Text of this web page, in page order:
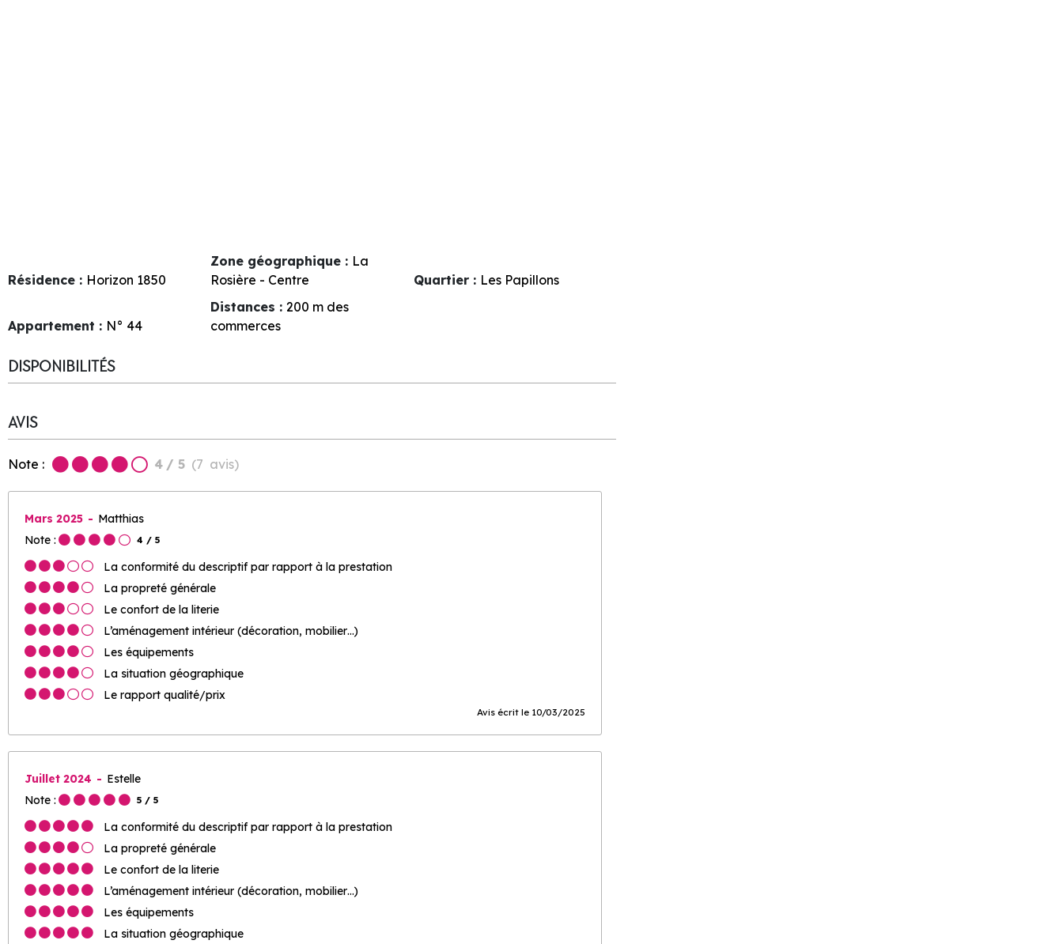
Résidence : Horizon 1850
Zone géographique : La
Rosière - Centre
Quartier : Les Papillons
Appartement : N° 44
Distances :200 m des
commerces
DISPONIBILITÉS
AVIS
Note : 4 / 5 (7 avis)
Mars 2025
Matthias
Note :
4 / 5
La conformité du descriptif par rapport à la prestation
La propreté générale
Le confort de la literie
L’aménagement intérieur (décoration, mobilier…)
Les équipements
La situation géographique
Le rapport qualité/prix
Avis écrit le 10/03/2025
Juillet 2024
Estelle
Note :
5 / 5
La conformité du descriptif par rapport à la prestation
La propreté générale
Le confort de la literie
L’aménagement intérieur (décoration, mobilier…)
Les équipements
La situation géographique